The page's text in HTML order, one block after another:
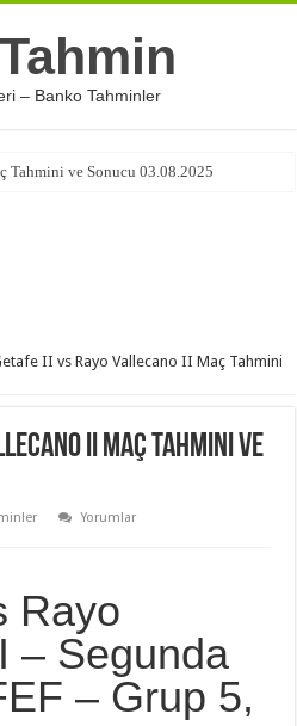
– Banko Tahminler
Tahmini ve Sonucu 03.08.2025
II vs Rayo Vallecano II Maç Tahmini
II Maç Tahmini ve
Yorumlar
Rayo
– Segunda
– Grup 5,